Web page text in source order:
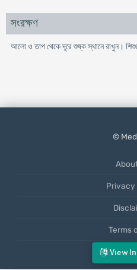
View
সংরক্ষণ
আলো ও তাপ থেকে দূরে শুষ্ক স্থানে রাখুন।
©
Privacy
Terms